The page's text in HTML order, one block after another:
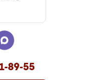
89-55